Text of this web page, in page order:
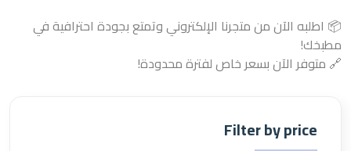
📦 اطلبه الآن من متجرنا الإلكتروني وتمتع بجودة احترافية في
مطبخك!
🔗 متوفر الآن بسعر خاص لفترة محدودة!
Filter by price